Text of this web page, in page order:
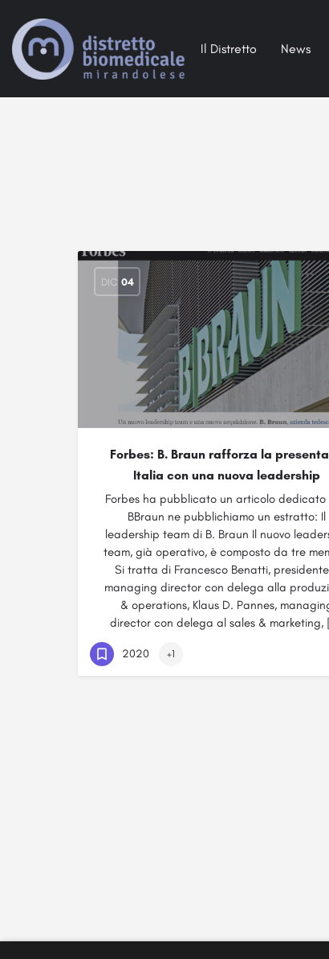
Il Distretto News
DIC 04
Forbes: B. Braun rafforza la
Italia con una nuova leadership
Forbes ha pubblicato un articolo dedicato
BBraun ne pubblichiamo un estratto: Il
leadership team di B. Braun Il nuovo
team, già operativo, è composto da tre
Si tratta di Francesco Benatti,
managing director con delega alla
& operations, Klaus D. Pannes,
director con delega al sales & marketing,
2020 +1